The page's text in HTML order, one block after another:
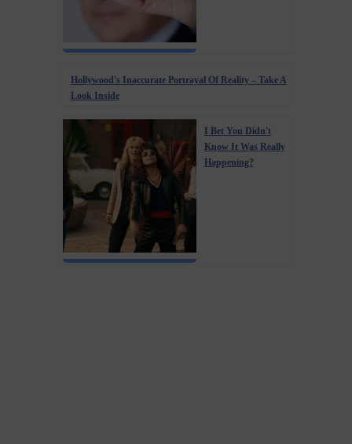
Hollywood's Inaccurate Portrayal Of Reality – Take A
Look Inside
I Bet You Didn't
Know It Was Really
Happening?